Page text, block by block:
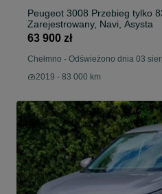
Peugeot 3008 Przebieg tylko
Zarejestrowany, Navi, Asysta
63 900 zł
Chełmno - Odświeżono dnia 03
2019 - 83 000 km